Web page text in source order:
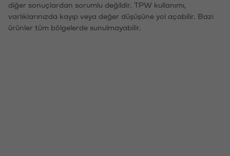
diğer sonuçlardan sorumlu değildir. TPW kullanımı,
varlıklarınızda kayıp veya değer düşüşüne yol açabilir. Bazı
ürünler tüm bölgelerde sunulmayabilir.